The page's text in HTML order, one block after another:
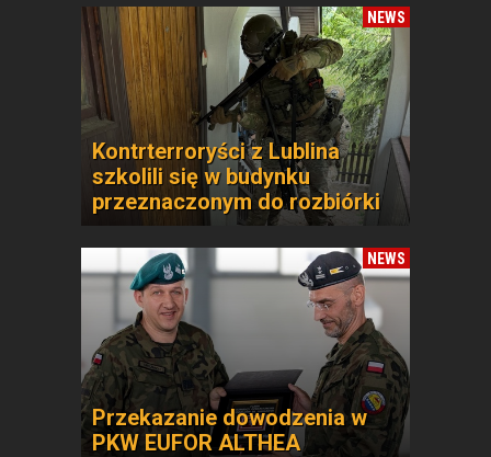
NEWS
Kontrterroryści z Lublina
szkolili się w budynku
przeznaczonym do rozbiórki
NEWS
Przekazanie dowodzenia w
PKW EUFOR ALTHEA